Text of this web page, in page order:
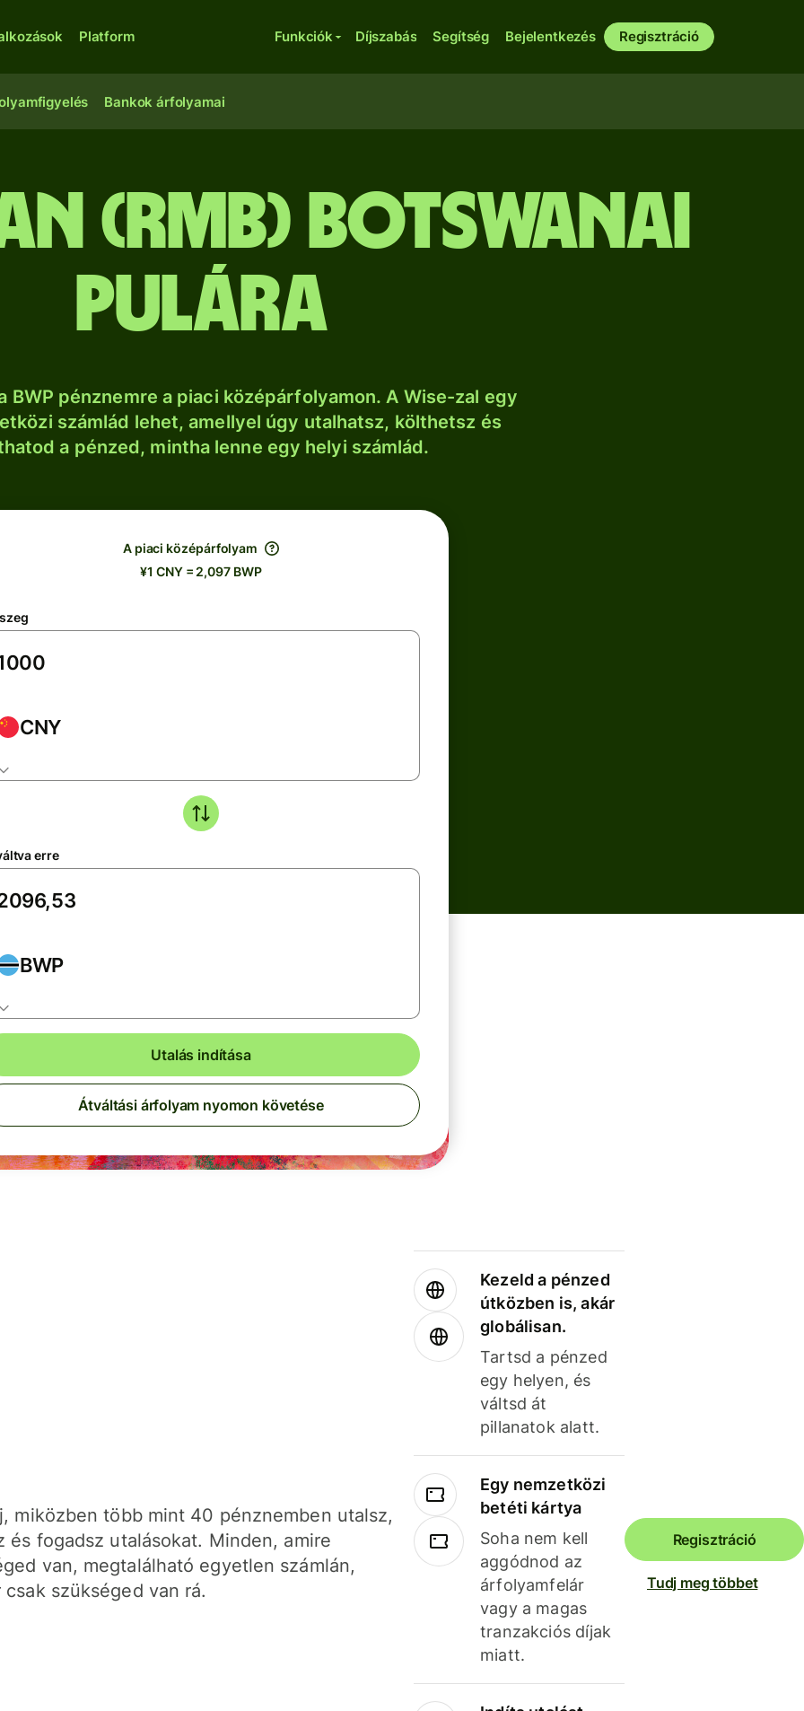
Platform Funkciók Díjszabás Segítség Bejelentkezés Regisztráció
Bankok árfolyamai
(RMB) botswanai
pulára
BWP pénznemre a piaci középárfolyamon. A Wise-zal egy
számlád lehet, amellyel úgy utalhatsz, költhetsz és
a pénzed, mintha lenne egy helyi számlád.
A piaci középárfolyam
¥1 CNY = 2,097 BWP
CNY
erre
BWP
Utalás indítása
Átváltási árfolyam nyomon követése
miközben több mint 40 pénznemben utalsz,
és fogadsz utalásokat. Minden, amire
van, megtalálható egyetlen számlán,
csak szükséged van rá.
Kezeld a pénzed
útközben is, akár
globálisan.
Tartsd a pénzed
egy helyen, és
váltsd át
pillanatok alatt.
Egy nemzetközi
betéti kártya
Soha nem kell
aggódnod az
árfolyamfelár
vagy a magas
tranzakciós díjak
miatt.
Regisztráció
Tudj meg többet